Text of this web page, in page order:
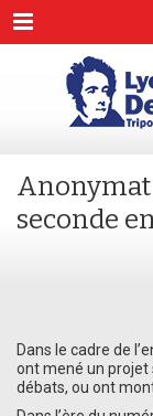
Menu
Anonymat
seconde
Dans le cadre de
ont mené un projet
débats, ou ont